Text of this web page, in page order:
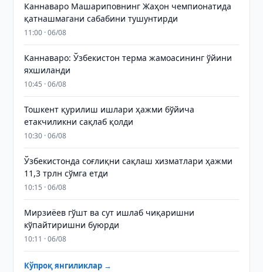
Каннаваро Машариповнинг Жаҳон чемпионатида
қатнашмагани сабабини тушунтирди
11:00 · 06/08
Каннаваро: Ўзбекистон терма жамоасининг ўйини
яхшиланди
10:45 · 06/08
Тошкент қурилиш ишлари ҳажми бўйича
етакчиликни сақлаб қолди
10:30 · 06/08
Ўзбекистонда соғлиқни сақлаш хизматлари ҳажми
11,3 трлн сўмга етди
10:15 · 06/08
Мирзиёев гўшт ва сут ишлаб чиқаришни
кўпайтиришни буюрди
10:11 · 06/08
Кўпроқ янгиликлар →